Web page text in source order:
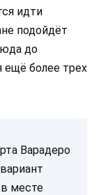
идти
подойдёт
до
ещё более трех
Варадеро
месте